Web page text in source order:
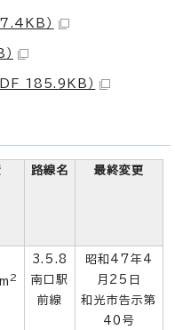
）
185.9KB）
路線名 最終変更
2
3.5.8
南口駅
前線
昭和47年4
月25日
和光市告示第
40号